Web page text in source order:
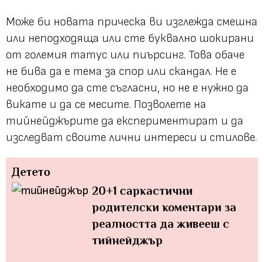
Може би новата прическа ви изглежда смешна
или неподходяща или сте буквално шокирани
от големия татус или пиърсинг. Това обаче
не бива да е тема за спор или скандал. Не е
необходимо да сте съгласни, но не е нужно да
викате и да се месите. Позволете на
тийнейджърите да експериментират и да
изследват своите лични интереси и стилове.
Детето
20+1 саркастични
родителски коментари за
реалността да живееш с
тийнейджър